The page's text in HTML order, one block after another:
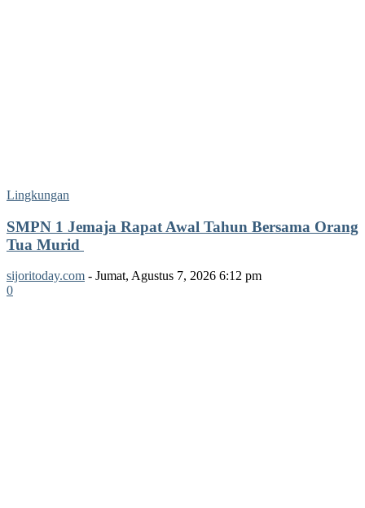
Lingkungan
SMPN 1 Jemaja Rapat Awal Tahun Bersama Orang
Tua Murid ‎
sijoritoday.com - Jumat, Agustus 7, 2026 6:12 pm
0